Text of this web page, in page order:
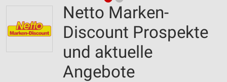
Netto Marken-
Discount Prospekte
und aktuelle
Angebote